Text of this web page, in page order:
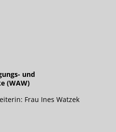
und
(WAW)
Frau Ines Watzek